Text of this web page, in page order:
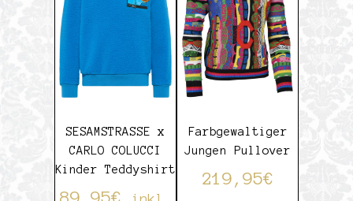
SESAMSTRASSE x
CARLO COLUCCI
Kinder Teddyshirt
Farbgewaltiger
Jungen Pullover
219,95€